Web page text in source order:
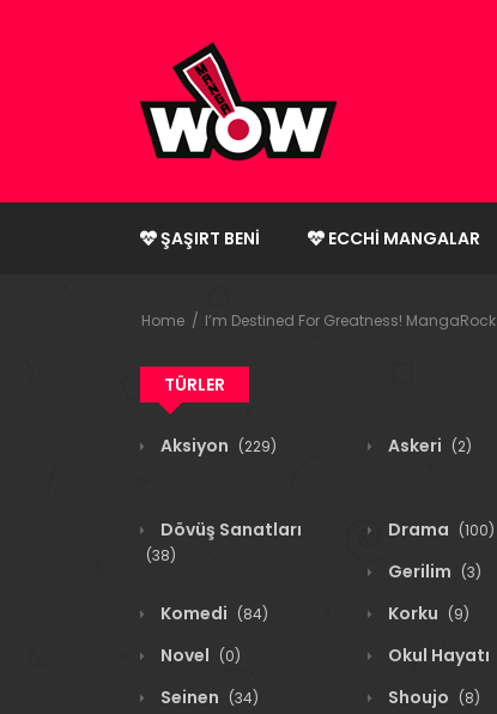
ŞAŞIRT BENI ECCHI MANGALAR
Home I’m Destined For Greatness! MangaRock
TÜRLER
Aksiyon (229) Askeri (2)
Dövüş Sanatları
(38)
Drama (100)
Gerilim (3)
Komedi (84) Korku (9)
Novel (0) Okul Hayatı
Seinen (34) Shoujo (8)